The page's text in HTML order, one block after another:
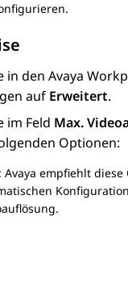
in den Avaya
auf Erweitert.
im Feld Max.
Optionen:
: Avaya empfiehlt diese